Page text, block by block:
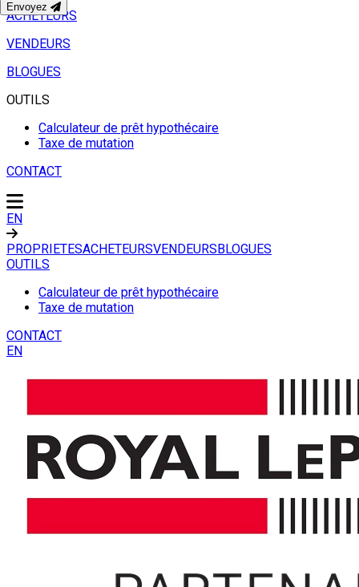
ACHETEURS
VENDEURS
BLOGUES
OUTILS
Calculateur de prêt hypothécaire
Taxe de mutation
CONTACT
EN
PROPRIETESACHETEURSVENDEURSBLOGUES
OUTILS
Calculateur de prêt hypothécaire
Taxe de mutation
CONTACT
EN
Envoyez